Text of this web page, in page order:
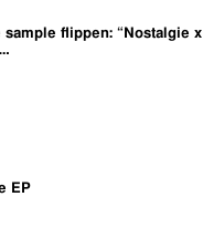
flippen: “Nostalgie
EP